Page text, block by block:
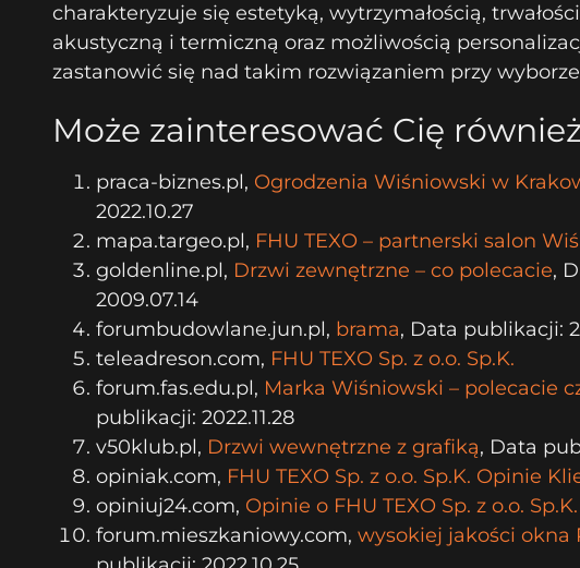
charakteryzuje się estetyką, wytrzymałością,
akustyczną i termiczną oraz możliwością
zastanowić się nad takim rozwiązaniem przy
Może zainteresować Cię
praca-biznes.pl, Ogrodzenia Wiśniowski w
2022.10.27
mapa.targeo.pl, FHU TEXO – partnerski salon
goldenline.pl, Drzwi zewnętrzne – co polecacie,
2009.07.14
forumbudowlane.jun.pl, brama, Data publikacji:
teleadreson.com, FHU TEXO Sp. z o.o. Sp.K.
forum.fas.edu.pl, Marka Wiśniowski – polecacie
publikacji: 2022.11.28
v50klub.pl, Drzwi wewnętrzne z grafiką, Data
opiniak.com, FHU TEXO Sp. z o.o. Sp.K. Opinie
opiniuj24.com, Opinie o FHU TEXO Sp. z o.o. Sp.K.
forum.mieszkaniowy.com, wysokiej jakości okna